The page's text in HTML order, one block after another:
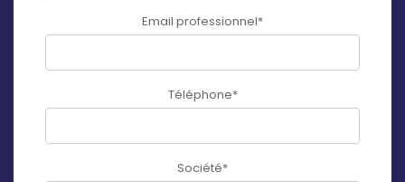
Email professionnel*
Téléphone*
Société*